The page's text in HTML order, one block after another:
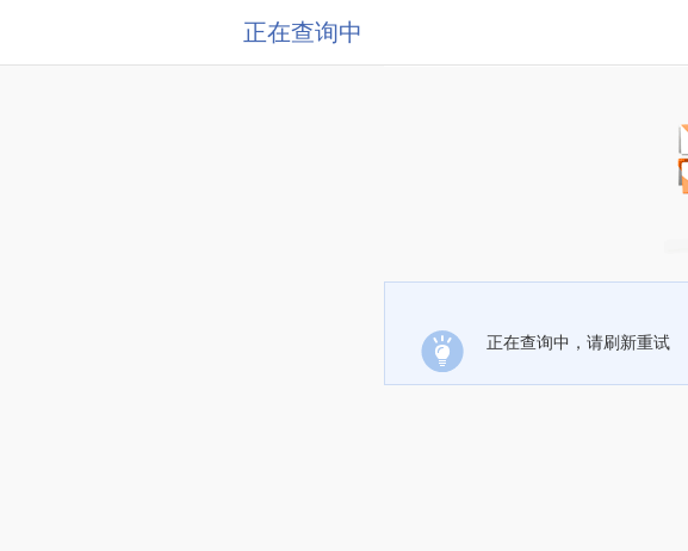
正在查询中
正在查询中，请刷新重试